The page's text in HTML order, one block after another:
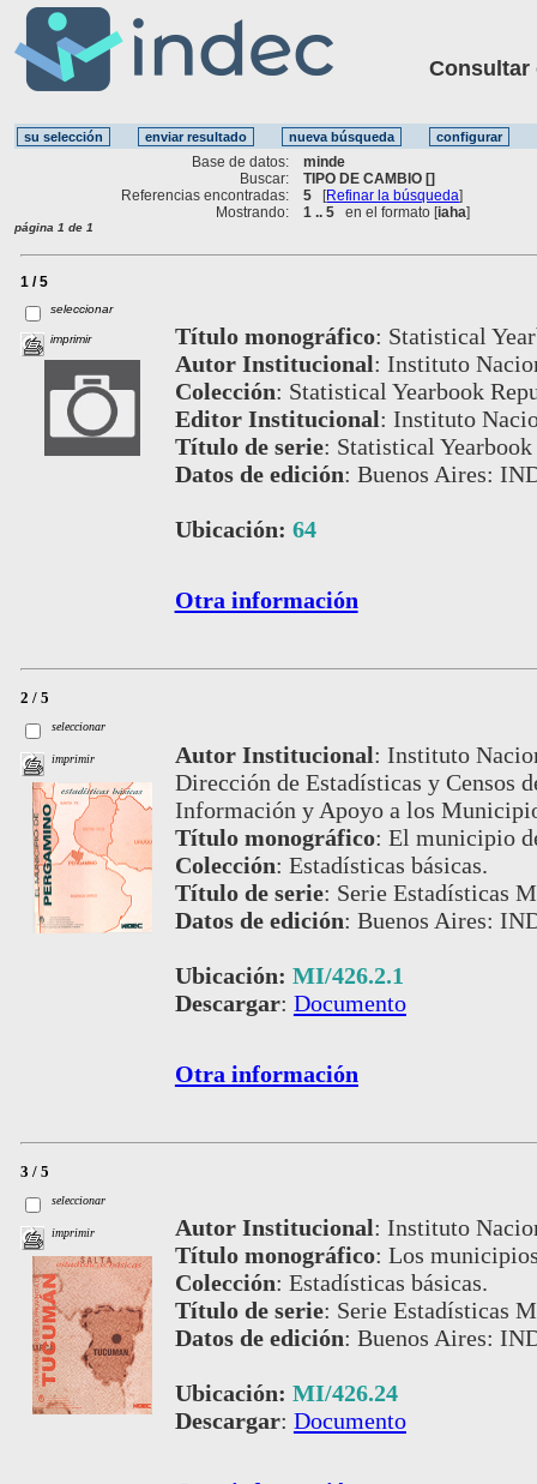
Consultar
Base de datos:
minde
Buscar:
TIPO DE CAMBIO []
Referencias encontradas:
5 [Refinar la búsqueda]
Mostrando:
1 .. 5 en el formato [iaha]
página 1 de 1
1 / 5
seleccionar
imprimir Título monográfico: Statistical
Autor Institucional: Instituto
Colección: Statistical Yearbook
Editor Institucional: Instituto
Título de serie: Statistical
Datos de edición: Buenos Aires:
Ubicación: 64
Otra información
2 / 5
seleccionar
imprimir Autor Institucional: Instituto
Dirección de Estadísticas y Censos
Información y Apoyo a los
Título monográfico: El municipio
Colección: Estadísticas básicas.
Título de serie: Serie Estadísticas
Datos de edición: Buenos Aires:
Ubicación: MI/426.2.1
Descargar: Documento
Otra información
3 / 5
seleccionar
imprimir Autor Institucional: Instituto
Título monográfico: Los
Colección: Estadísticas básicas.
Título de serie: Serie Estadísticas
Datos de edición: Buenos Aires:
Ubicación: MI/426.24
Descargar: Documento